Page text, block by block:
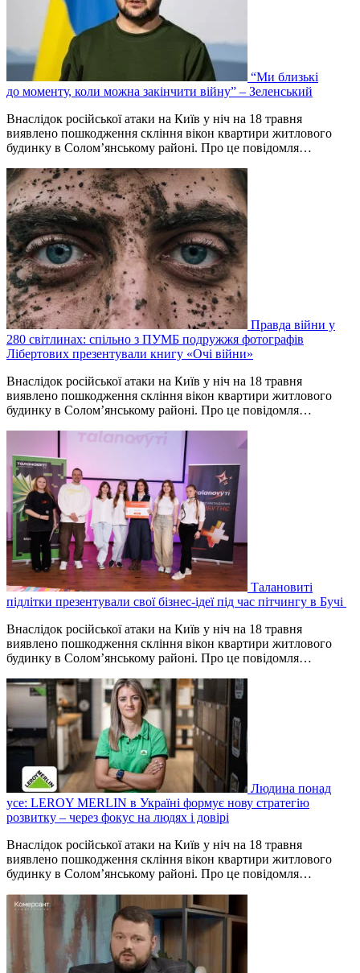
“Ми близькі
до моменту, коли можна закінчити війну” – Зеленський
Внаслідок російської атаки на Київ у ніч на 18 травня
виявлено пошкодження скління вікон квартири житлового
будинку в Соломʼянському районі. Про це повідомля…
Правда війни у
280 світлинах: спільно з ПУМБ подружжя фотографів
Лібертових презентували книгу «Очі війни»
Внаслідок російської атаки на Київ у ніч на 18 травня
виявлено пошкодження скління вікон квартири житлового
будинку в Соломʼянському районі. Про це повідомля…
Талановиті
підлітки презентували свої бізнес-ідеї під час пітчингу в Бучі
Внаслідок російської атаки на Київ у ніч на 18 травня
виявлено пошкодження скління вікон квартири житлового
будинку в Соломʼянському районі. Про це повідомля…
Людина понад
усе: LEROY MERLIN в Україні формує нову стратегію
розвитку – через фокус на людях і довірі
Внаслідок російської атаки на Київ у ніч на 18 травня
виявлено пошкодження скління вікон квартири житлового
будинку в Соломʼянському районі. Про це повідомля…